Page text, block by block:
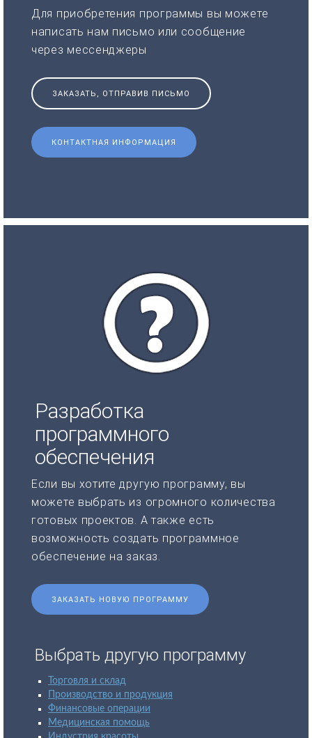
Для приобретения программы вы можете
написать нам письмо или сообщение
через мессенджеры
ЗАКАЗАТЬ, ОТПРАВИВ ПИСЬМО
КОНТАКТНАЯ ИНФОРМАЦИЯ
Разработка
программного
обеспечения
Если вы хотите другую программу, вы
можете выбрать из огромного количества
готовых проектов. А также есть
возможность создать программное
обеспечение на заказ.
ЗАКАЗАТЬ НОВУЮ ПРОГРАММУ
Выбрать другую программу
Торговля и склад
Производство и продукция
Финансовые операции
Медицинская помощь